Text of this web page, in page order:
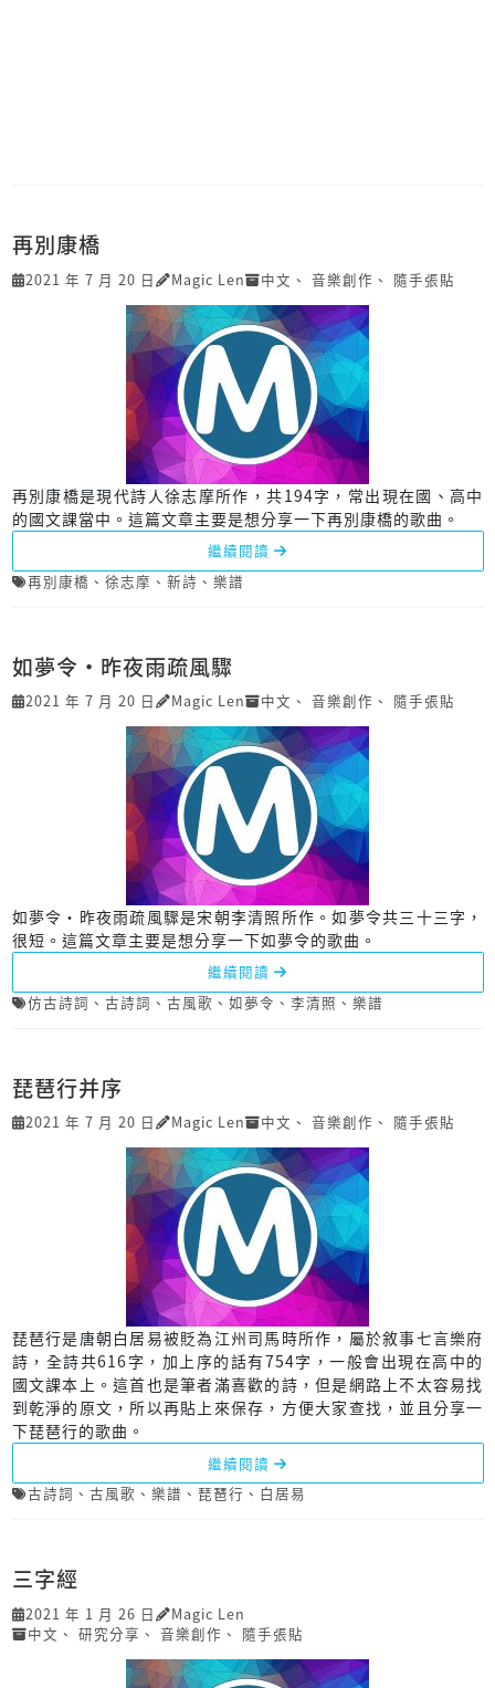
再別康橋
2021 年 7 月 20 日 Magic Len 中文 、 音樂創作 、 隨手張貼
再別康橋是現代詩人徐志摩所作，共194字，常出現在國、高中
的國文課當中。這篇文章主要是想分享一下再別康橋的歌曲。
繼續閱讀
再別康橋 、 徐志摩 、 新詩 、 樂譜
如夢令‧昨夜雨疏風驟
2021 年 7 月 20 日 Magic Len 中文 、 音樂創作 、 隨手張貼
如夢令‧昨夜雨疏風驟是宋朝李清照所作。如夢令共三十三字，
很短。這篇文章主要是想分享一下如夢令的歌曲。
繼續閱讀
仿古詩詞 、 古詩詞 、 古風歌 、 如夢令 、 李清照 、 樂譜
琵琶行并序
2021 年 7 月 20 日 Magic Len 中文 、 音樂創作 、 隨手張貼
琵琶行是唐朝白居易被貶為江州司馬時所作，屬於敘事七言樂府
詩，全詩共616字，加上序的話有754字，一般會出現在高中的
國文課本上。這首也是筆者滿喜歡的詩，但是網路上不太容易找
到乾淨的原文，所以再貼上來保存，方便大家查找，並且分享一
下琵琶行的歌曲。
繼續閱讀
古詩詞 、 古風歌 、 樂譜 、 琵琶行 、 白居易
三字經
2021 年 1 月 26 日
Magic Len
中文 、 研究分享 、 音樂創作 、 隨手張貼